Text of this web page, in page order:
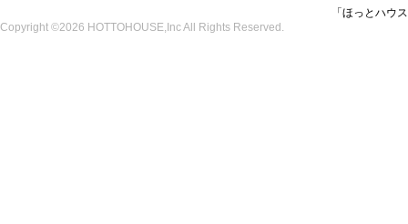
「ほっとハウ
Copyright ©2026 HOTTOHOUSE,Inc All Rights Reserved.